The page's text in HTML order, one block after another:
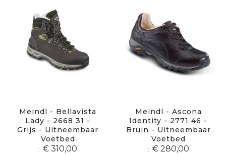
Meindl - Bellavista
Lady - 2668 31 -
Grijs - Uitneembaar
Voetbed
€ 310,00
Meindl - Ascona
Identity - 2771 46 -
Bruin - Uitneembaar
Voetbed
€ 280,00